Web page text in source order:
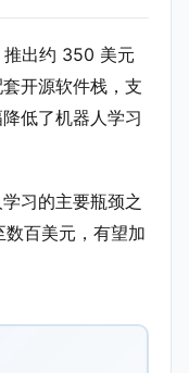
推出约 350 美元
开源软件栈，支
低了机器人学习
习的主要瓶颈之
百美元，有望加